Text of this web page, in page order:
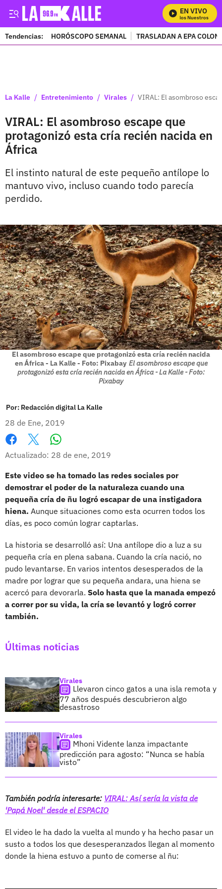
EN VIVO
Mira Todos Nuestros
Tendencias: HORÓSCOPO SEMANAL TRASLADAN A EPA
La Kalle / Entretenimiento / Virales / VIRAL: El asombroso
VIRAL: El asombroso escape que
protagonizó esta cría recién nacida en
África
El instinto natural de este pequeño antílope lo
mantuvo vivo, incluso cuando todo parecía
perdido.
El asombroso escape que protagonizó esta cría recién nacida
en África - La Kalle - Foto: Pixabay El asombroso escape que
protagonizó esta cría recién nacida en África - La Kalle - Foto:
Pixabay
Por: Redacción digital La Kalle
28 de Ene, 2019
Facebook
X
Actualizado: 28 de ene, 2019
Este video se ha tomado las redes sociales por
demostrar el poder de la naturaleza cuando una
pequeña cría de ñu logró escapar de una instigadora
hiena. Aunque situaciones como esta ocurren todos los
días, es poco común lograr captarlas.
La historia se desarrolló así: Una antílope dio a luz a su
pequeña cría en plena sabana. Cuando la cría nació, no
pudo levantarse. En varios intentos desesperados de la
madre por lograr que su pequeña andara, una hiena se
acercó para devorarla. Solo hasta que la manada empezó
a correr por su vida, la cría se levantó y logró correr
también.
Últimas noticias
Virales
Llevaron cinco gatos a una isla remota y
77 años después descubrieron algo
desastroso
Virales
Mhoni Vidente lanza impactante
predicción para agosto: “Nunca se había
visto”
También podría interesarte: VIRAL: Así sería la vista de
'Papá Noel' desde el ESPACIO
El video le ha dado la vuelta al mundo y ha hecho pasar un
susto a todos los que desesperanzados llegan al momento
donde la hiena estuvo a punto de comerse al ñu: